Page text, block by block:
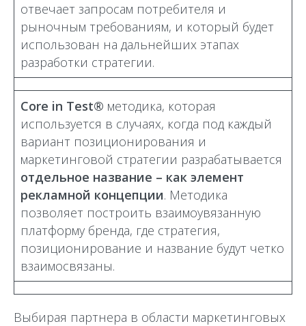
отвечает запросам потребителя и
рыночным требованиям, и который будет
использован на дальнейших этапах
разработки стратегии.
Core in Test® методика, которая
используется в случаях, когда под каждый
вариант позиционирования и
маркетинговой стратегии разрабатывается
отдельное название – как элемент
рекламной концепции. Методика
позволяет построить взаимоувязанную
платформу бренда, где стратегия,
позиционирование и название будут четко
взаимосвязаны.
Выбирая партнера в области маркетинговых